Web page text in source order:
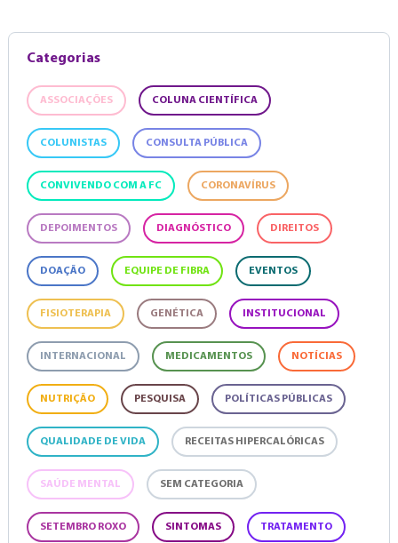
Categorias
ASSOCIAÇÕES COLUNA CIENTÍFICA
COLUNISTAS CONSULTA PÚBLICA
CONVIVENDO COM A FC CORONAVÍRUS
DEPOIMENTOS DIAGNÓSTICO DIREITOS
DOAÇÃO EQUIPE DE FIBRA EVENTOS
FISIOTERAPIA GENÉTICA INSTITUCIONAL
INTERNACIONAL MEDICAMENTOS NOTÍCIAS
NUTRIÇÃO PESQUISA POLÍTICAS PÚBLICAS
QUALIDADE DE VIDA RECEITAS HIPERCALÓRICAS
SAÚDE MENTAL SEM CATEGORIA
SETEMBRO ROXO SINTOMAS TRATAMENTO